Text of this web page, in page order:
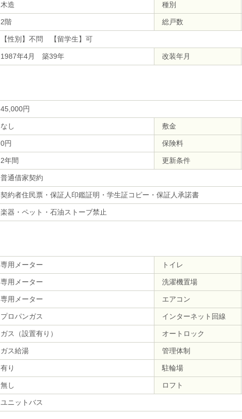
木造 種別
2階 総戸数
【性別】不問 【留学生】可
1987年4月 築39年 改装年月
45,000円
なし 敷金
0円 保険料
2年間 更新条件
普通借家契約
契約者住民票・保証人印鑑証明・学生証コピー・保証人承諾書
楽器・ペット・石油ストーブ禁止
専用メーター トイレ
専用メーター 洗濯機置場
専用メーター エアコン
プロパンガス インターネット回線
ガス（設置有り） オートロック
ガス給湯 管理体制
有り 駐輪場
無し ロフト
ユニットバス